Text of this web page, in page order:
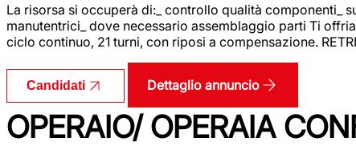
La risorsa si occuperà di:_ controllo qualità componenti_
manutentrici_ dove necessario assemblaggio parti Ti
ciclo continuo, 21 turni, con riposi a compensazione.
Candidati Dettaglio annuncio
OPERAIO/ OPERAIA